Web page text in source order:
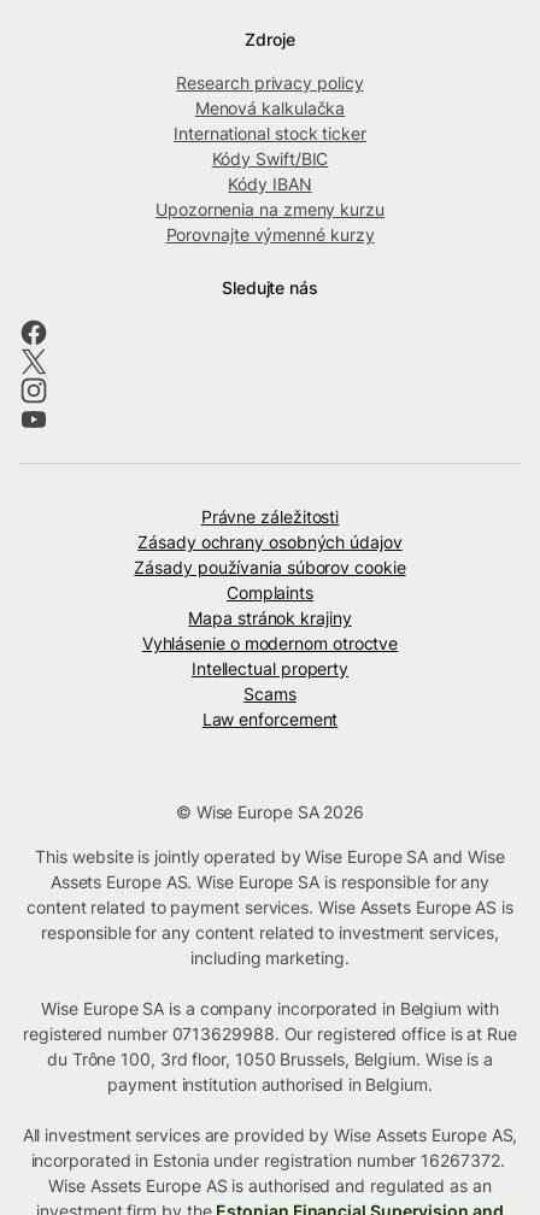
Zdroje
Research privacy policy
Menová kalkulačka
International stock ticker
Kódy Swift/BIC
Kódy IBAN
Upozornenia na zmeny kurzu
Porovnajte výmenné kurzy
Sledujte nás
Právne záležitosti
Zásady ochrany osobných údajov
Zásady používania súborov cookie
Complaints
Mapa stránok krajiny
Vyhlásenie o modernom otroctve
Intellectual property
Scams
Law enforcement
© Wise Europe SA 2026
This website is jointly operated by Wise Europe SA and Wise
Assets Europe AS. Wise Europe SA is responsible for any
content related to payment services. Wise Assets Europe AS is
responsible for any content related to investment services,
including marketing.
Wise Europe SA is a company incorporated in Belgium with
registered number 0713629988. Our registered office is at Rue
du Trône 100, 3rd floor, 1050 Brussels, Belgium. Wise is a
payment institution authorised in Belgium.
All investment services are provided by Wise Assets Europe AS,
incorporated in Estonia under registration number 16267372.
Wise Assets Europe AS is authorised and regulated as an
investment firm by the Estonian Financial Supervision and